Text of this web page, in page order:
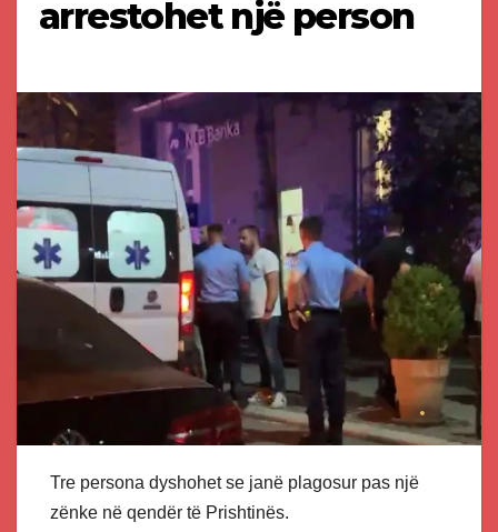
arrestohet një person
Tre persona dyshohet se janë plagosur pas një
zënke në qendër të Prishtinës.